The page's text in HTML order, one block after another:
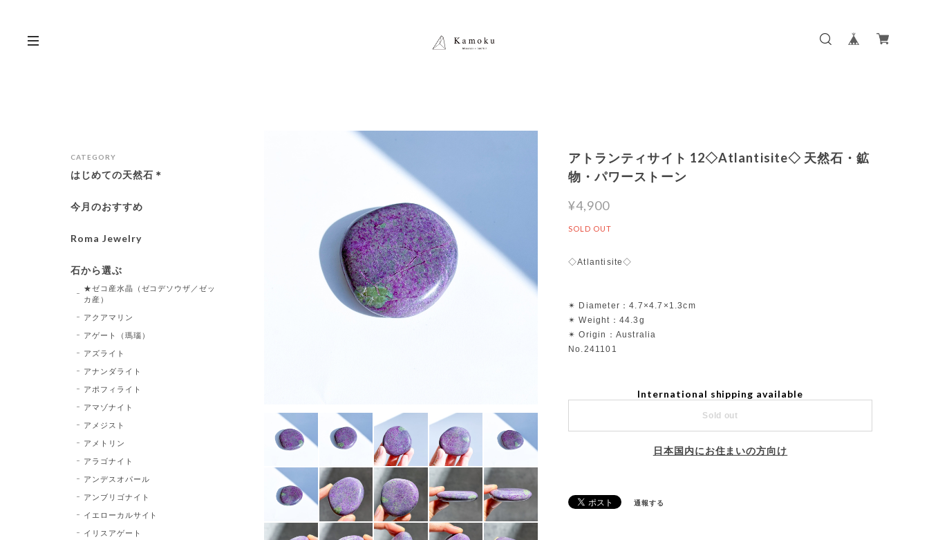
アトランティサイト 12◇Atlantisite◇ 天然石・鉱
物・パワーストーン
¥4,900
SOLD OUT
◇Atlantisite◇
✴︎ Diameter：4.7×4.7×1.3cm
✴︎ Weight：44.3g
✴︎ Origin：Australia
No.241101
International shipping available
Sold out
日本国内にお住まいの方向け
通報する
CATEGORY
はじめての天然石＊
今月のおすすめ
Roma Jewelry
石から選ぶ
★ゼコ産水晶（ゼコデソウザ／ゼッ
カ産）
アクアマリン
アゲート（瑪瑙）
アズライト
アナンダライト
アポフィライト
アマゾナイト
アメジスト
アメトリン
アラゴナイト
アンデスオパール
アンブリゴナイト
イエローカルサイト
イリスアゲート